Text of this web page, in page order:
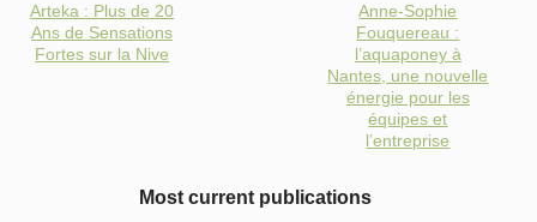
Arteka : Plus de 20
Ans de Sensations
Fortes sur la Nive
Anne-Sophie
Fouquereau :
l’aquaponey à
Nantes, une nouvelle
énergie pour les
équipes et
l’entreprise
Most current publications